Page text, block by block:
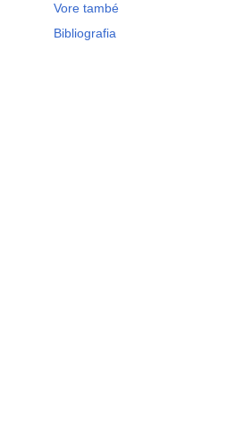
Vore també
Bibliografia